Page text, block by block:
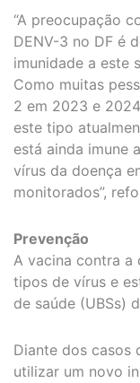
“A preocupação
DENV-3 no DF é
imunidade a este
Como muitas
2 em 2023 e
este tipo
está ainda imune
vírus da doença
monitorados”,
Prevenção
A vacina contra a
tipos de vírus e
de saúde (UBSs)
Diante dos casos
utilizar um novo